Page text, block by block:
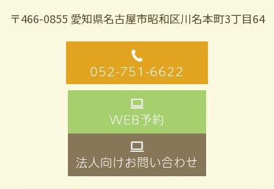
〒466-0855 愛知県名古屋市昭和区川名本町3丁目64
052-751-6622
WEB予約
法人向けお問い合わせ